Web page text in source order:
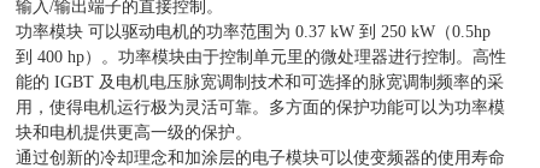
输入/输出端子的直接控制。
功率模块 可以驱动电机的功率范围为 0.37 kW 到 250 kW（0.5hp
到 400 hp）。功率模块由于控制单元里的微处理器进行控制。高性
能的 IGBT 及电机电压脉宽调制技术和可选择的脉宽调制频率的采
用，使得电机运行极为灵活可靠。多方面的保护功能可以为功率模
块和电机提供更高一级的保护。
通过创新的冷却理念和加涂层的电子模块可以使变频器的使用寿命